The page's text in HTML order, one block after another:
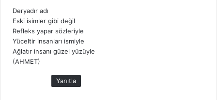
i
k
i
Deryadır adı
Eski isimler gibi değil
Refleks yapar sözleriyle
Yüceltir insanları ismiyle
Ağlatır insanı güzel yüzüyle
(AHMET)
Yanıtla